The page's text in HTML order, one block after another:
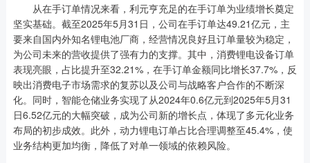
从在手订单情况来看，利元亨充足的在手订单为业绩增长奠定
坚实基础。截至2025年5月31日，公司在手订单达49.21亿元，主
要来自国内外知名锂电池厂商，经营情况良好且订单量较为稳定，
为公司未来的营收提供了强有力的支撑。其中，消费锂电设备订单
表现亮眼，占比提升至32.21%，在手订单金额同比增长37.7%，反
映出消费电子市场需求的复苏以及公司与战略客户合作的不断深
化。同时，智能仓储业务实现了从2024年0.6亿元到2025年5月31
日6.52亿元的大幅突破，成为公司新的增长点，体现了多元化业务
布局的初步成效。此外，动力锂电订单占比合理调整至45.4%，使
业务结构更加均衡，降低了对单一领域的依赖风险。